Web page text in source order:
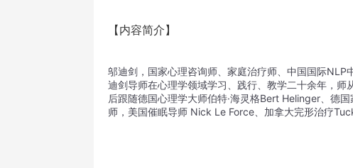
【内容简介】
邬迪剑，国家心理咨询师、家庭治疗师、中国国际
迪剑导师在心理学领域学习、践行、教学二十余年，
后跟随德国心理学大师伯特·海灵格Bert Helinger、德
师，美国催眠导师 Nick Le Force、加拿大完形治疗